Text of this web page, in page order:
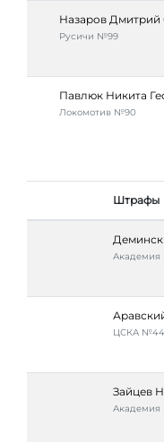
Назаров Дмитрий
Русичи №99
Павлюк Никита
Локомотив №90
Штрафы
Академия
ЦСКА №44
Зайцев
Академия